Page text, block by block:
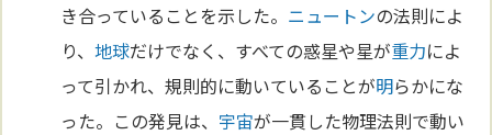
き合っていることを示した。 ニュートンの法則によ
り、地球だけでなく、すべての惑星や星が重力によ
って引かれ、規則的に動いていることが明らかにな
った。この発見は、 宇宙が一貫した物理法則で動い